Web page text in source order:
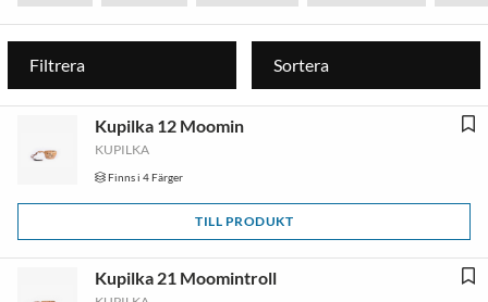
Filtrera Sortera
Kupilka 12 Moomin
KUPILKA
Finns i 4 Färger
TILL PRODUKT
Kupilka 21 Moomintroll